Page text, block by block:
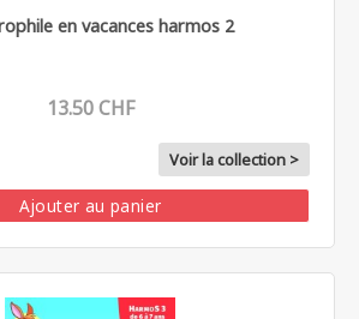
en vacances harmos 2
13.50 CHF
Voir la collection >
Ajouter au panier